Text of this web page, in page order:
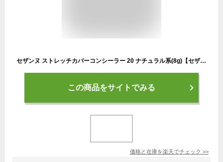
セザンヌ ストレッチカバーコンシーラー 20 ナチュラル系(8g)【セザンヌ(CEZANNE)】
この商品をサイトでみる
価格と在庫を楽天でチェック >>